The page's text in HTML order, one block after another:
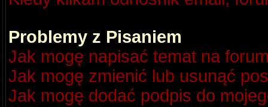
Problemy z Pisaniem
Jak mogę napisać temat na
Jak mogę zmienić lub usunąć
Jak mogę dodać podpis do